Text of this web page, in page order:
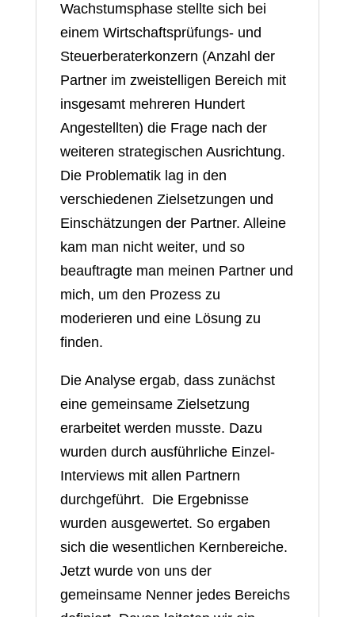
Wachstumsphase stellte sich bei
einem Wirtschaftsprüfungs- und
Steuerberaterkonzern (Anzahl der
Partner im zweistelligen Bereich mit
insgesamt mehreren Hundert
Angestellten) die Frage nach der
weiteren strategischen Ausrichtung.
Die Problematik lag in den
verschiedenen Zielsetzungen und
Einschätzungen der Partner. Alleine
kam man nicht weiter, und so
beauftragte man meinen Partner und
mich, um den Prozess zu
moderieren und eine Lösung zu
finden.
Die Analyse ergab, dass zunächst
eine gemeinsame Zielsetzung
erarbeitet werden musste. Dazu
wurden durch ausführliche Einzel-
Interviews mit allen Partnern
durchgeführt. Die Ergebnisse
wurden ausgewertet. So ergaben
sich die wesentlichen Kernbereiche.
Jetzt wurde von uns der
gemeinsame Nenner jedes Bereichs